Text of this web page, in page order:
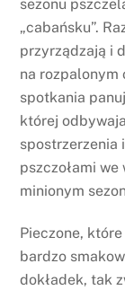
sezonu
„cabańsku”.
przyrządzają i
na rozpalonym
spotkania
której
spostrzerzenia
pszczołami
minionym
Pieczone,
bardzo
dokładek, tak